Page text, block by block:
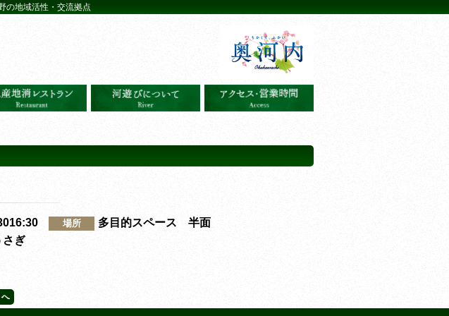
の地域活性・交流拠点
場所 多目的スペース 半面
さぎ